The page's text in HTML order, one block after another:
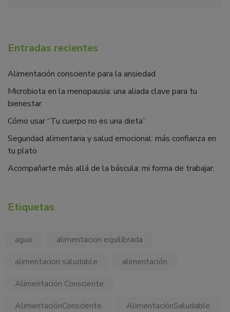
Entradas recientes
Alimentación consciente para la ansiedad
Microbiota en la menopausia: una aliada clave para tu
bienestar
Cómo usar “Tu cuerpo no es una dieta”
Seguridad alimentaria y salud emocional: más confianza en
tu plato
Acompañarte más allá de la báscula: mi forma de trabajar.
Etiquetas
agua
alimentacion equilibrada
alimentacion saludable
alimentación
Alimentación Consciente
AlimentaciónConsciente
AlimentaciónSaludable